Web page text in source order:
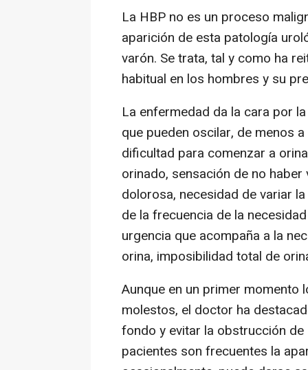
La HBP no es un proceso
aparición de esta patología
varón. Se trata, tal y como ha
habitual en los hombres y su
La enfermedad da la cara por
que pueden oscilar, de menos
dificultad para comenzar a
orinado, sensación de no
dolorosa, necesidad de variar
de la frecuencia de la
urgencia que acompaña a la
orina, imposibilidad total de
Aunque en un primer momento
molestos, el doctor ha
fondo y evitar la obstrucción
pacientes son frecuentes la